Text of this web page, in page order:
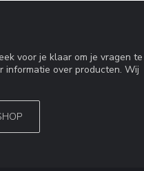
voor je klaar om je vragen te
informatie over producten. Wij